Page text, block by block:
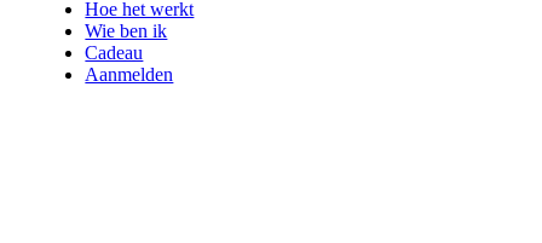
Hoe het werkt
Wie ben ik
Cadeau
Aanmelden